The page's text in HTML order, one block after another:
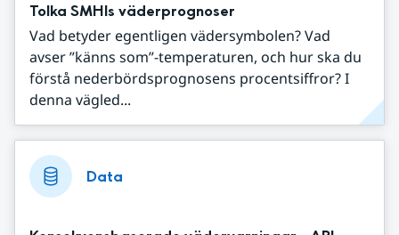
Tolka SMHIs väderprognoser
Vad betyder egentligen vädersymbolen? Vad
avser ”känns som”-temperaturen, och hur ska du
förstå nederbördsprognosens procentsiffror? I
denna vägled...
Data